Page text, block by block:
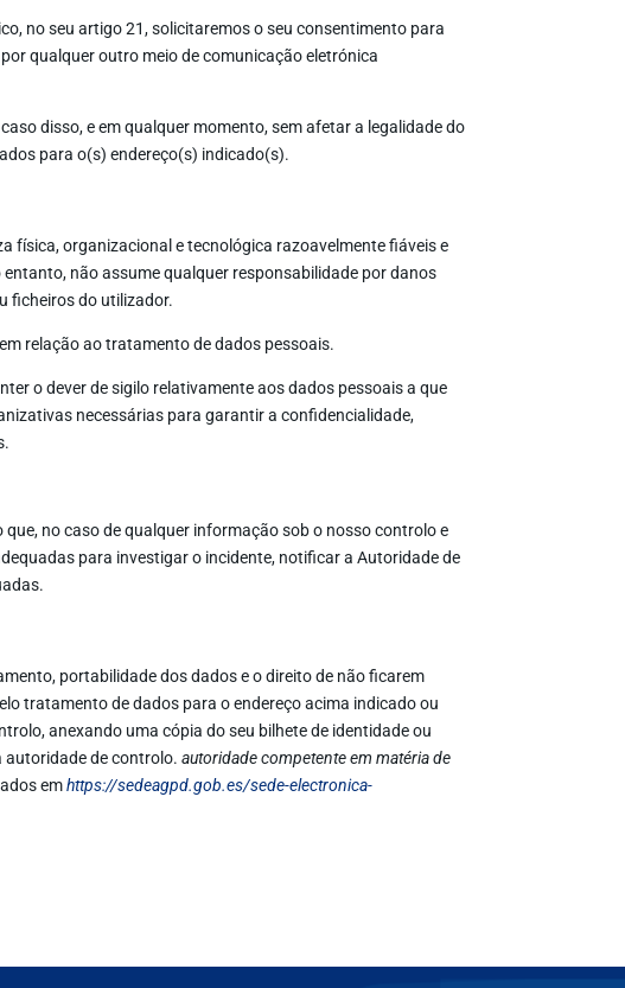
no seu artigo 21, solicitaremos o seu consentimento para
qualquer outro meio de comunicação eletrónica
disso, e em qualquer momento, sem afetar a legalidade do
para o(s) endereço(s) indicado(s).
física, organizacional e tecnológica razoavelmente fiáveis e
não assume qualquer responsabilidade por danos
ficheiros do utilizador.
relação ao tratamento de dados pessoais.
o dever de sigilo relativamente aos dados pessoais a que
necessárias para garantir a confidencialidade,
no caso de qualquer informação sob o nosso controlo e
para investigar o incidente, notificar a Autoridade de
portabilidade dos dados e o direito de não ficarem
tratamento de dados para o endereço acima indicado ou
anexando uma cópia do seu bilhete de identidade ou
autoridade de controlo.autoridade competente em matéria de
emhttps://sedeagpd.gob.es/sede-electronica-